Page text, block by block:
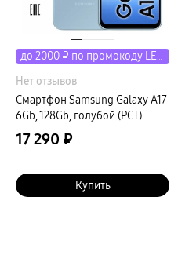
до 2000 ₽ по промокоду LETO
Нет отзывов
Смартфон Samsung Galaxy A17
6Gb, 128Gb, голубой (РСТ)
17 290 ₽
Купить